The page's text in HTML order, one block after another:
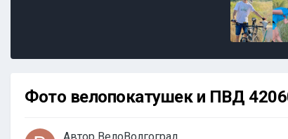
Фото велопокатушек и ПВД